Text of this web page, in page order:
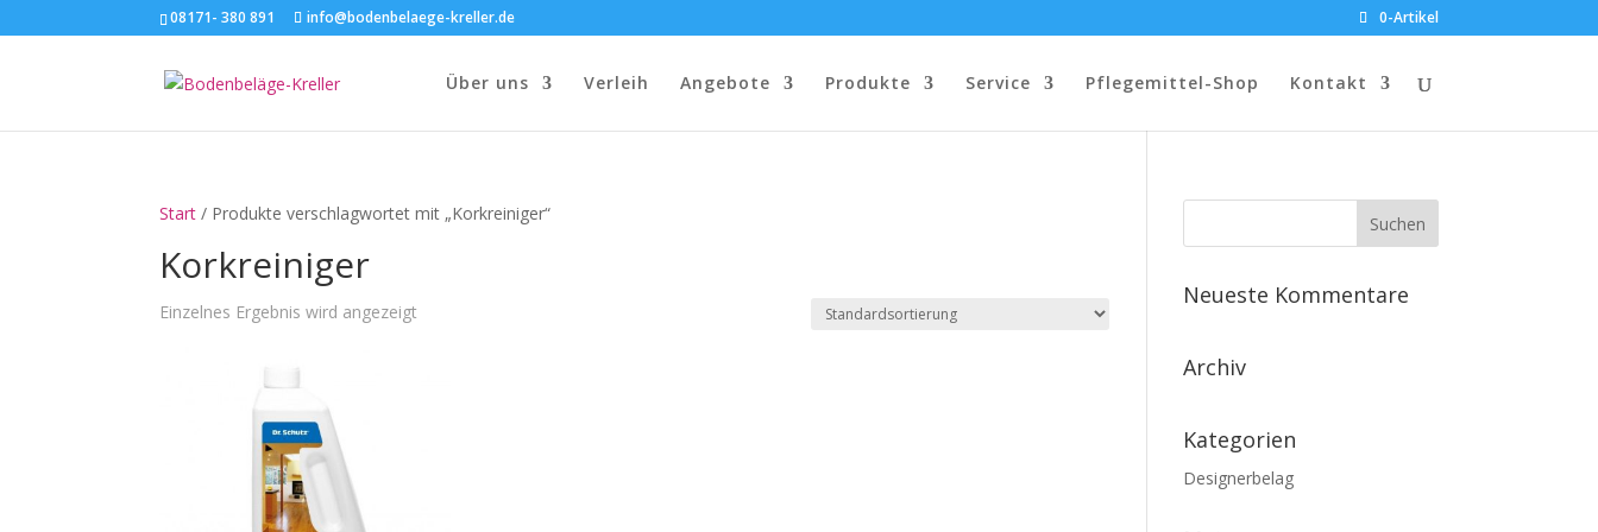
08171- 380 891 info@bodenbelaege-kreller.de 0-Artikel
Über uns Verleih Angebote Produkte Service Pflegemittel-Shop Kontakt
Start / Produkte verschlagwortet mit „Korkreiniger“
Korkreiniger
Einzelnes Ergebnis wird angezeigt
Neueste Kommentare
Archiv
Kategorien
Designerbelag